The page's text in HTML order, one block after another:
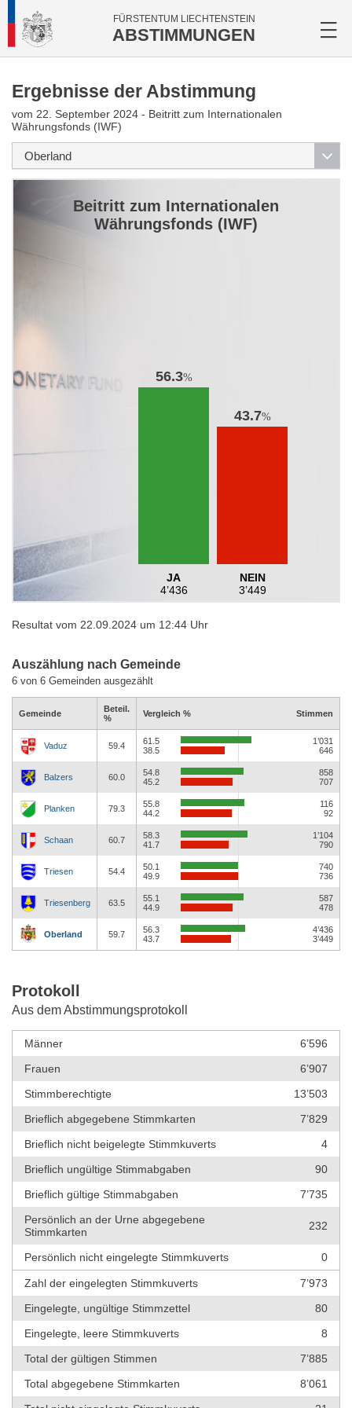
FÜRSTENTUM LIECHTENSTEIN
ABSTIMMUNGEN
Ergebnisse der Abstimmung
vom 22. September 2024 - Beitritt zum Internationalen
Währungsfonds (IWF)
Beitritt zum Internationalen
Währungsfonds (IWF)
56.3%
JA
4’436
43.7%
NEIN
3’449
Resultat vom 22.09.2024 um 12:44 Uhr
Auszählung nach Gemeinde
6 von 6 Gemeinden ausgezählt
Gemeinde
Beteil.
%
Vergleich % Stimmen
Vaduz 59.4
61.5
38.5
1’031
646
Balzers 60.0
54.8
45.2
858
707
Planken 79.3
55.8
44.2
116
92
Schaan 60.7
58.3
41.7
1’104
790
Triesen 54.4
50.1
49.9
740
736
Triesenberg 63.5
55.1
44.9
587
478
Oberland 59.7
56.3
43.7
4’436
3’449
Protokoll
Aus dem Abstimmungsprotokoll
Männer
6’596
Frauen
6’907
Stimmberechtigte
13’503
Brieflich abgegebene Stimmkarten
7’829
Brieflich nicht beigelegte Stimmkuverts
4
Brieflich ungültige Stimmabgaben
90
Brieflich gültige Stimmabgaben
7’735
Persönlich an der Urne abgegebene
Stimmkarten
232
Persönlich nicht eingelegte Stimmkuverts 0
Zahl der eingelegten Stimmkuverts
7’973
Eingelegte, ungültige Stimmzettel
80
Eingelegte, leere Stimmkuverts
8
Total der gültigen Stimmen
7’885
Total abgegebene Stimmkarten
8’061